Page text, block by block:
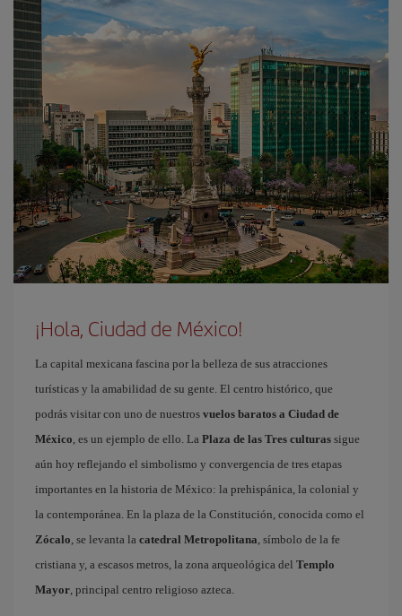
¡Hola, Ciudad de México!
La capital mexicana fascina por la belleza de sus atracciones
turísticas y la amabilidad de su gente. El centro histórico, que
podrás visitar con uno de nuestros vuelos baratos a Ciudad de
México, es un ejemplo de ello. La Plaza de las Tres culturas sigue
aún hoy reflejando el simbolismo y convergencia de tres etapas
importantes en la historia de México: la prehispánica, la colonial y
la contemporánea. En la plaza de la Constitución, conocida como el
Zócalo, se levanta la catedral Metropolitana, símbolo de la fe
cristiana y, a escasos metros, la zona arqueológica del Templo
Mayor, principal centro religioso azteca.